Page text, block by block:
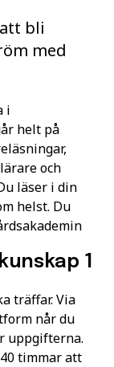
bli
med
i
helt på
och
läser i din
helst. Du
1
träffar. Via
når du
uppgifterna.
timmar att